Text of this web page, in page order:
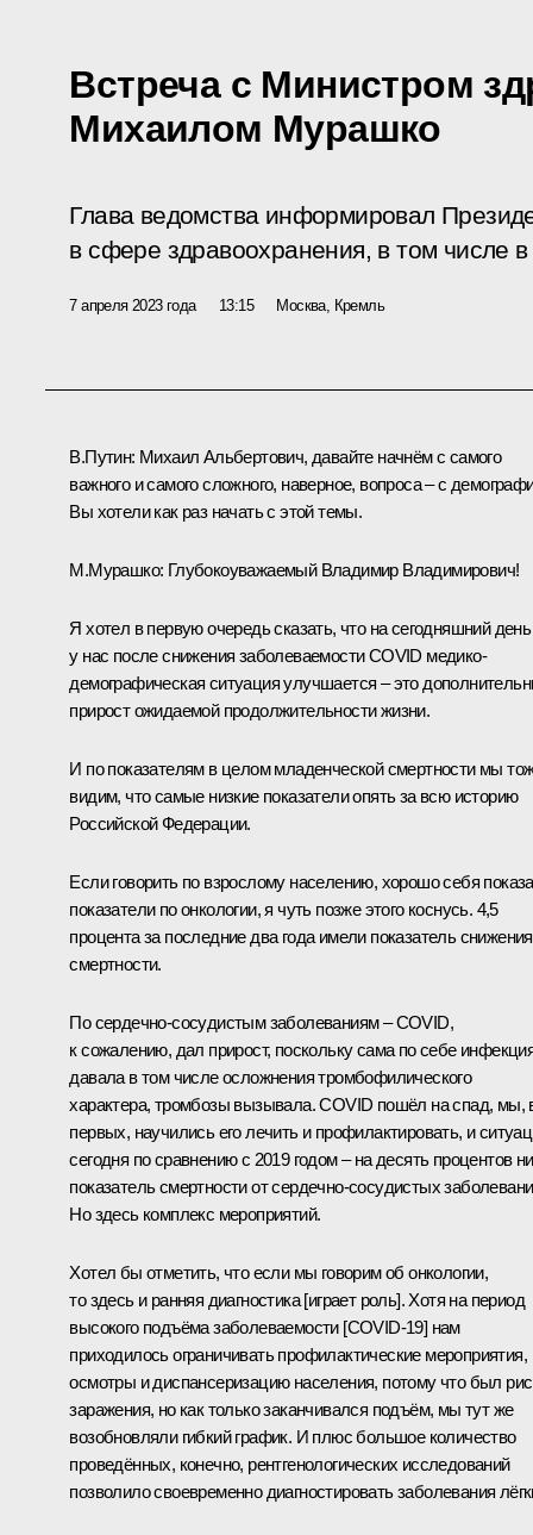
Встреча с Министром
Михаилом Мурашко
Глава ведомства информировал
в сфере здравоохранения, в том числе
7 апреля 2023 года 13:15 Москва, Кремль
В.Путин: Михаил Альбертович, давайте начнём с самого
важного и самого сложного, наверное, вопроса – с
Вы хотели как раз начать с этой темы.
М.Мурашко: Глубокоуважаемый Владимир Владимирович!
Я хотел в первую очередь сказать, что на сегодняшний день
у нас после снижения заболеваемости COVID медико-
демографическая ситуация улучшается – это
прирост ожидаемой продолжительности жизни.
И по показателям в целом младенческой смертности мы
видим, что самые низкие показатели опять за всю историю
Российской Федерации.
Если говорить по взрослому населению, хорошо себя
показатели по онкологии, я чуть позже этого коснусь. 4,5
процента за последние два года имели показатель снижения
смертности.
По сердечно-сосудистым заболеваниям – COVID,
к сожалению, дал прирост, поскольку сама по себе
давала в том числе осложнения тромбофилического
характера, тромбозы вызывала. COVID пошёл на спад, мы,
первых, научились его лечить и профилактировать, и
сегодня по сравнению с 2019 годом – на десять процентов
показатель смертности от сердечно-сосудистых
Но здесь комплекс мероприятий.
Хотел бы отметить, что если мы говорим об онкологии,
то здесь и ранняя диагностика [играет роль]. Хотя на период
высокого подъёма заболеваемости [COVID-19] нам
приходилось ограничивать профилактические мероприятия,
осмотры и диспансеризацию населения, потому что был
заражения, но как только заканчивался подъём, мы тут же
возобновляли гибкий график. И плюс большое количество
проведённых, конечно, рентгенологических исследований
позволило своевременно диагностировать заболевания